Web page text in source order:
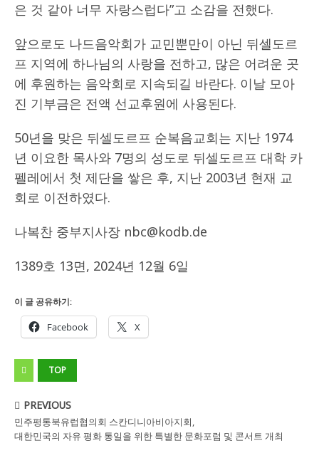
은 것 같아 너무 자랑스럽다”고 소감을 전했다.
앞으로도 나드음악회가 교민뿐만이 아닌 뒤셀도르
프 지역에 하나님의 사랑을 전하고, 많은 어려운 곳
에 후원하는 음악회로 지속되길 바란다. 이날 모아
진 기부금은 전액 선교후원에 사용된다.
50년을 맞은 뒤셀도르프 순복음교회는 지난 1974
년 이요한 목사와 7명의 성도로 뒤셀도르프 대학 카
펠레에서 첫 제단을 쌓은 후, 지난 2003년 현재 교
회로 이전하였다.
나복찬 중부지사장 nbc@kodb.de
1389호 13면, 2024년 12월 6일
이 글 공유하기:
Facebook X
TOP
PREVIOUS
민주평통북유럽협의회 스칸디니아비아지회,
대한민국의 자유 평화 통일을 위한 특별한 문화포럼 및 콘서트 개최